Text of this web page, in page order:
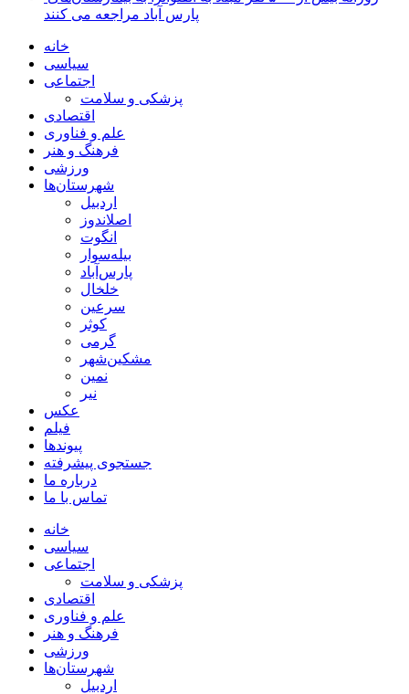
پارس آباد مراجعه می کنند
خانه
سیاسی
اجتماعی
پزشکی و سلامت
اقتصادی
علم و فناوری
فرهنگ و هنر
ورزشی
شهرستان‌ها
اردبیل
اصلاندوز
انگوت
بیله‌سوار
پارس‌آباد
خلخال
سرعین
کوثر
گرمی
مشکین‌شهر
نمین
نیر
عکس
فیلم
پیوندها
جستجوی پیشرفته
درباره ما
تماس با ما
خانه
سیاسی
اجتماعی
پزشکی و سلامت
اقتصادی
علم و فناوری
فرهنگ و هنر
ورزشی
شهرستان‌ها
اردبیل